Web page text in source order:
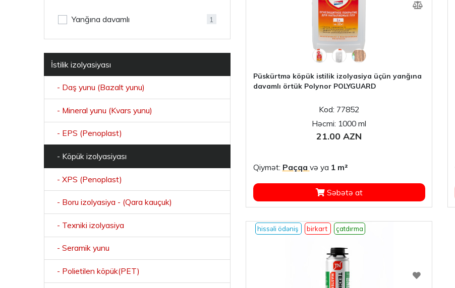
Püskürtmə köpük istilik izolyasiya üçün yanğına
davamlı örtük Polynor POLYGUARD
Kod: 77852
Həcmi: 1000 ml
21.00 AZN
Qiymət: Paçqa və ya 1 m²
Səbətə at
hissəli ödəniş birkart çatdırma
Yanğına davamlı 1
İstilik izolyasiyası
- Daş yunu (Bazalt yunu)
- Mineral yunu (Kvars yunu)
- EPS (Penoplast)
- Köpük izolyasiyası
- XPS (Penoplast)
- Boru izolyasiya - (Qara kauçuk)
- Texniki izolyasiya
- Seramik yunu
- Polietilen köpük(PET)